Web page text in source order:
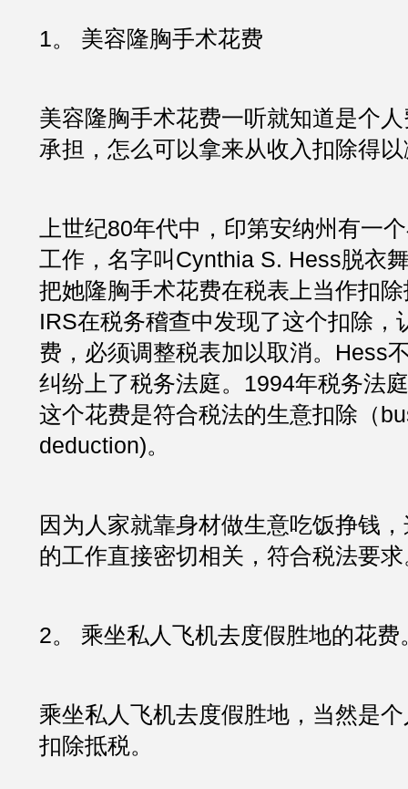
1。 美容隆胸手术花费
美容隆胸手术花费一听就知道是个
承担，怎么可以拿来从收入扣除得
上世纪80年代中，印第安纳州有一
工作，名字叫Cynthia S. Hess脱衣
把她隆胸手术花费在税表上当作扣
IRS在税务稽查中发现了这个扣除，
费，必须调整税表加以取消。Hess
纠纷上了税务法庭。1994年税务法
这个花费是符合税法的生意扣除（
deduction)。
因为人家就靠身材做生意吃饭挣钱
的工作直接密切相关，符合税法要
2。 乘坐私人飞机去度假胜地的花费
乘坐私人飞机去度假胜地，当然是
扣除抵税。